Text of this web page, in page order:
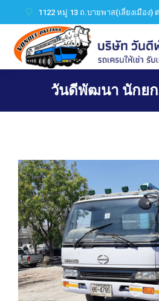
1122 หมู่ 13 ถ.บายพาส(เลี่ยงเมือง
วันดีพัฒนา นักย
You